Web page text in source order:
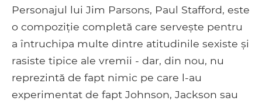
Personajul lui Jim Parsons, Paul Stafford, este
o compoziție completă care servește pentru
a întruchipa multe dintre atitudinile sexiste și
rasiste tipice ale vremii - dar, din nou, nu
reprezintă de fapt nimic pe care l-au
experimentat de fapt Johnson, Jackson sau